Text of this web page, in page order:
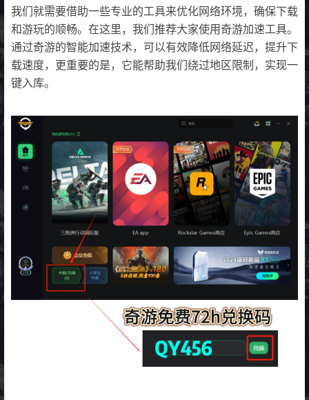
我们就需要借助一些专业的工具来优化网络环境，确保下载
和游玩的顺畅。在这里，我们推荐大家使用奇游加速工具。
通过奇游的智能加速技术，可以有效降低网络延迟，提升下
载速度，更重要的是，它能帮助我们绕过地区限制，实现一
键入库。